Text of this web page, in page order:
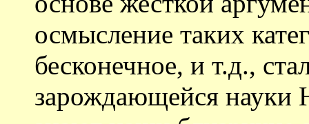
осмысление таких
бесконечное, и т.д.,
зарождающейся